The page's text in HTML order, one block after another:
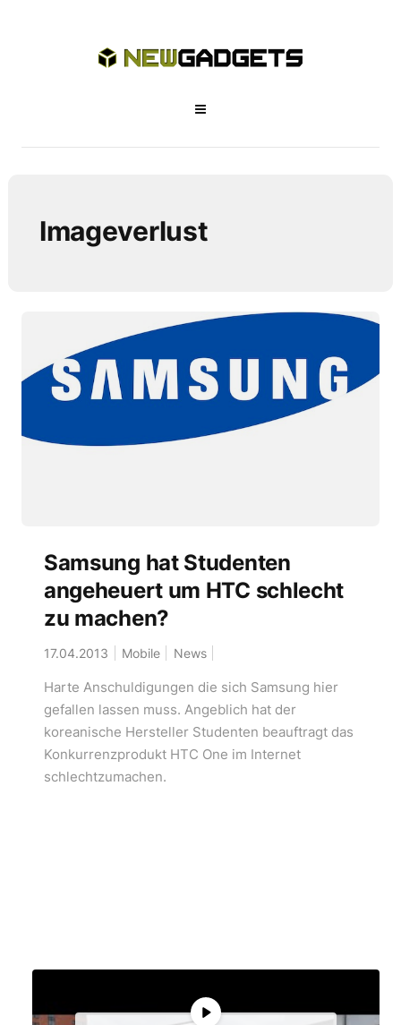
Imageverlust
Samsung hat Studenten
angeheuert um HTC schlecht
zu machen?
17.04.2013 Mobile News
Harte Anschuldigungen die sich Samsung hier
gefallen lassen muss. Angeblich hat der
koreanische Hersteller Studenten beauftragt das
Konkurrenzprodukt HTC One im Internet
schlechtzumachen.